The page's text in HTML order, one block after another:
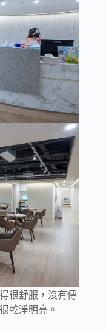
很舒服，沒有傳
乾淨明亮。